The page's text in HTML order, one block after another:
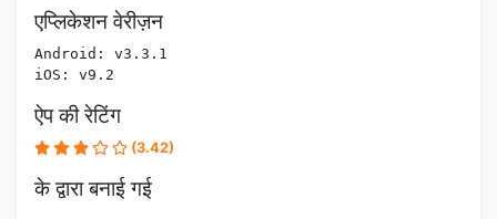
एप्लिकेशन वेरीज़न
Android: v3.3.1
iOS: v9.2
ऐप की रेटिंग
(3.42)
के द्वारा बनाई गई